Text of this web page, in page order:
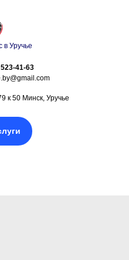
в Уручье
41-63
к 50 Минск, Уручье